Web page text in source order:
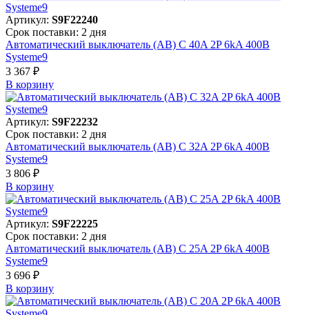
Артикул: S9F22240
Срок поставки: 2 дня
Автоматический выключатель (АВ) C 40A 2P 6kA 400В
Systeme9
3 367 ₽
В корзинy
Артикул: S9F22232
Срок поставки: 2 дня
Автоматический выключатель (АВ) C 32A 2P 6kA 400В
Systeme9
3 806 ₽
В корзинy
Артикул: S9F22225
Срок поставки: 2 дня
Автоматический выключатель (АВ) C 25A 2P 6kA 400В
Systeme9
3 696 ₽
В корзинy